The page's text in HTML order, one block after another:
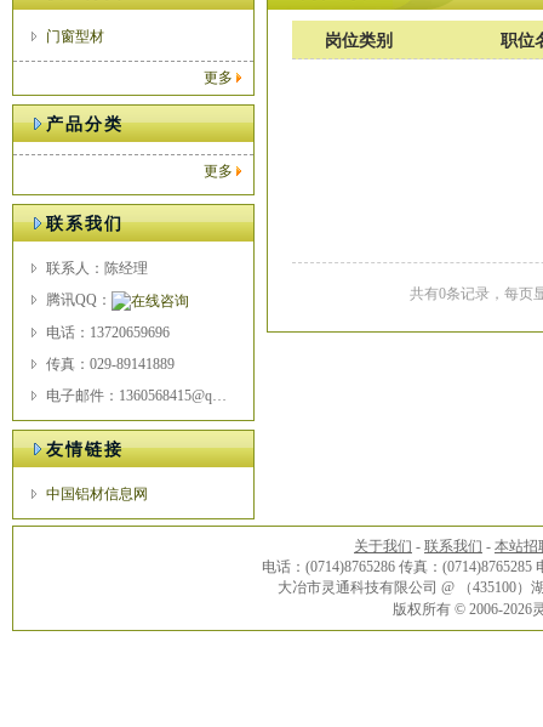
门窗型材
更多
产品分类
更多
联系我们
联系人：陈经理
腾讯QQ：
电话：13720659696
传真：029-89141889
电子邮件：1360568415@qq.com
友情链接
中国铝材信息网
岗位类别 职位
共有0条记录，每页
关于我们 - 联系我们 - 本站招
电话：(0714)8765286 传真：(0714)8765285
大冶市灵通科技有限公司 @ （435100
版权所有 © 2006-2026